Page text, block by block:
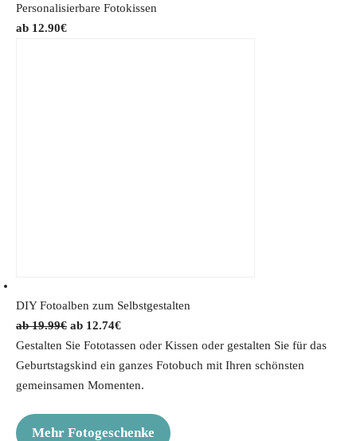
Personalisierbare Fotokissen
12.90€
DIY Fotoalben zum Selbstgestalten
19.99€ O
r
i
g
12.74€C
u
r
r
Gestalten Sie Fototassen oder Kissen oder gestalten Sie für das
Geburtstagskind ein ganzes Fotobuch mit Ihren schönsten
gemeinsamen Momenten.
Mehr Fotogeschenke